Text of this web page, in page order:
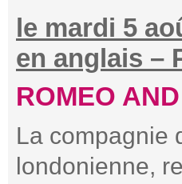
le mardi 5
en anglais –
ROMEO
La compagnie
londonienne,